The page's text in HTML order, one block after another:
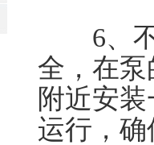
6、不
全，在
附近安
运行，